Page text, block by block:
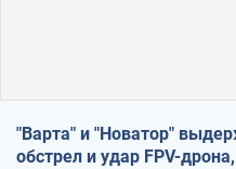
"Варта" и "Новатор"
обстрел и удар FPV-